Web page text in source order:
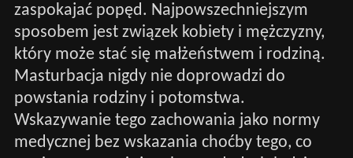
zaspokajać popęd. Najpowszechniejszym
sposobem jest związek kobiety i mężczyzny,
który może stać się małżeństwem i rodziną.
Masturbacja nigdy nie doprowadzi do
powstania rodziny i potomstwa.
Wskazywanie tego zachowania jako normy
medycznej bez wskazania choćby tego, co